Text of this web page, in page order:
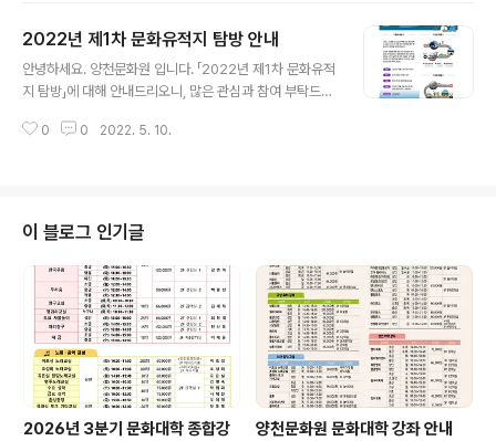
길 #매포전통시장 #설화 #여행 #관광 #양천구 #문화예
술
2022년 제1차 문화유적지 탐방 안내
안녕하세요. 양천문화원 입니다. 「2022년 제1차 문화유적
지 탐방」에 대해 안내드리오니, 많은 관심과 참여 부탁드립
0 0 2022. 5. 10.
이 블로그 인기글
2026년 3분기 문화대학 종합강
양천문화원 문화대학 강좌 안내